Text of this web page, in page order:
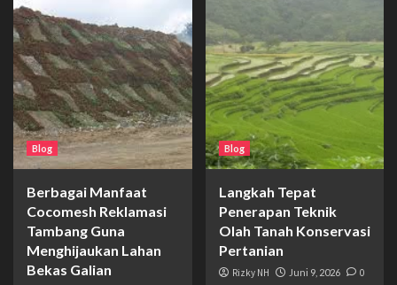
Blog
Berbagai Manfaat
Cocomesh Reklamasi
Tambang Guna
Menghijaukan Lahan
Bekas Galian
Blog
Langkah Tepat
Penerapan Teknik
Olah Tanah Konservasi
Pertanian
Rizky NH Juni 9, 2026 0